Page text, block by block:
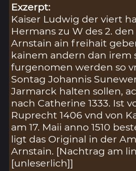
Exzerpt:
Kaiser Ludwig der viert
Hermans zu W des 2.
Arnstain ain freihait
kainem andern dan irem
furgenomen werden so
Sontag Johannis
Jarmarck halten sollen,
nach Catherine 1333. Ist
Ruprecht 1406 vnd von
am 17. Maii anno 1510
ligt das Original in der
Arnstain. [Nachtrag am
[unleserlich]]